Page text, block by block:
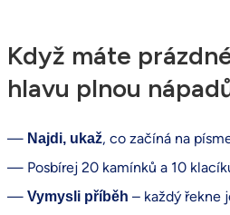
Když máte
hlavu plnou
— Najdi, ukaž, co začíná na
— Posbírej 20 kamínků a 10
— Vymysli příběh – každý řekne